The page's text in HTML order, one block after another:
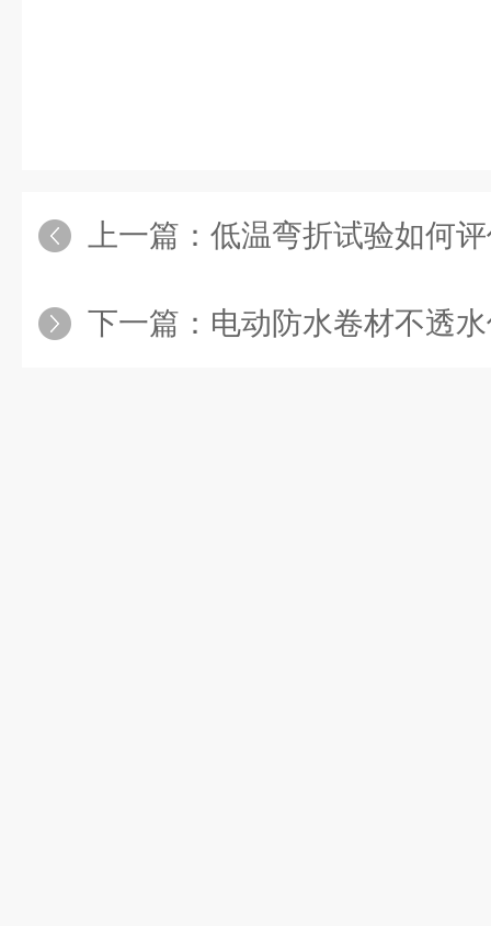
上一篇： 低温弯折试验如何评价材
下一篇： 电动防水卷材不透水仪检测